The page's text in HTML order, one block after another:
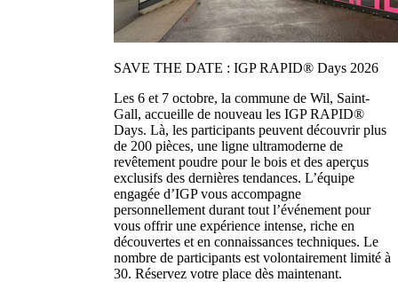
SAVE THE DATE : IGP RAPID® Days 2026
Les 6 et 7 octobre, la commune de Wil, Saint-
Gall, accueille de nouveau les IGP RAPID®
Days. Là, les participants peuvent découvrir plus
de 200 pièces, une ligne ultramoderne de
revêtement poudre pour le bois et des aperçus
exclusifs des dernières tendances. L’équipe
engagée d’IGP vous accompagne
personnellement durant tout l’événement pour
vous offrir une expérience intense, riche en
découvertes et en connaissances techniques. Le
nombre de participants est volontairement limité à
30. Réservez votre place dès maintenant.